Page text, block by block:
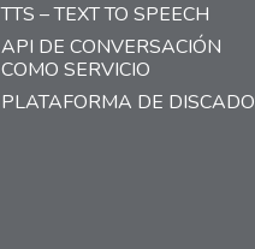
TTS – TEXT TO SPEECH
API DE CONVERSACIÓN
COMO SERVICIO
PLATAFORMA DE DISCADO